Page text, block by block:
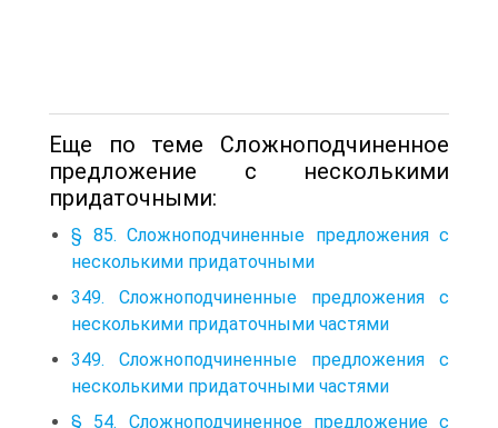
Еще по теме Сложноподчиненное
предложение с несколькими
придаточными:
§ 85. Сложноподчиненные предложения с
несколькими придаточными
349. Сложноподчиненные предложения с
несколькими придаточными частями
349. Сложноподчиненные предложения с
несколькими придаточными частями
§ 54. Сложноподчиненное предложение с